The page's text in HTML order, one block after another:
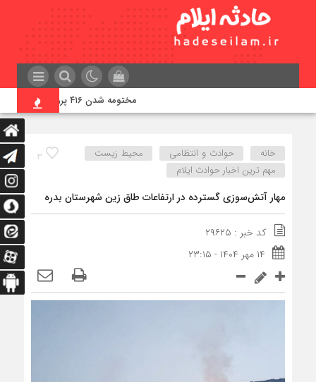
مختومه شدن ۴۱۶ پرونده در هیئت‌های صلح ایلام
۳ خانه حوادث و انتظامی
محیط زیست
مهم ترین اخبار حوادث ایلام
مهار آتش‌سوزی گسترده در ارتفاعات طاق زین شهرستان بدره
کد خبر : ۲۹۶۲۵
۱۴ مهر ۱۴۰۴ - ۲۳:۱۵